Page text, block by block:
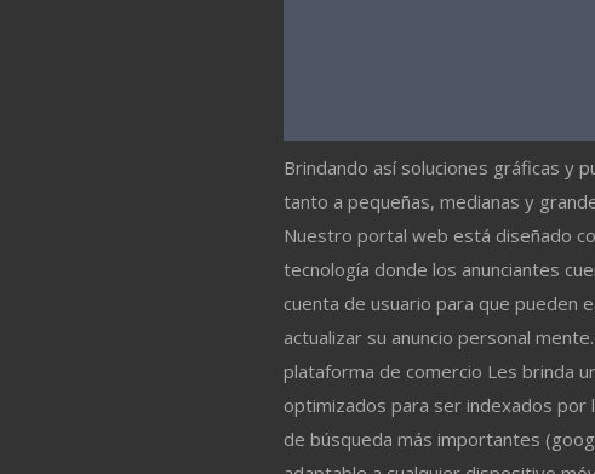
Brindando así soluciones gráficas y
tanto a pequeñas, medianas y
Nuestro portal web está diseñado
tecnología donde los anunciantes
cuenta de usuario para que pueden
actualizar su anuncio personal
plataforma de comercio Les brinda
optimizados para ser indexados por
de búsqueda más importantes